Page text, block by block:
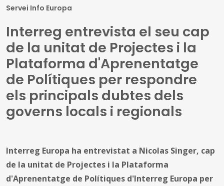
Servei Info Europa
Interreg entrevista el seu cap
de la unitat de Projectes i la
Plataforma d'Aprenentatge
de Polítiques per respondre
els principals dubtes dels
governs locals i regionals
Interreg Europa ha entrevistat a Nicolas Singer, cap
de la unitat de Projectes i la Plataforma
d'Aprenentatge de Polítiques d'Interreg Europa per